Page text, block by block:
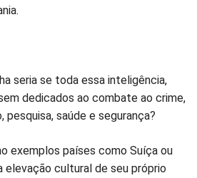
seria se toda essa inteligência,
dedicados ao combate ao crime,
pesquisa, saúde e segurança?
exemplos países como Suíça ou
elevação cultural de seu próprio